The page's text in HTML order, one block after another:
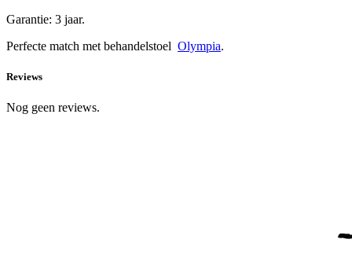
Garantie: 3 jaar.
Perfecte match met behandelstoel Olympia.
Reviews
Nog geen reviews.